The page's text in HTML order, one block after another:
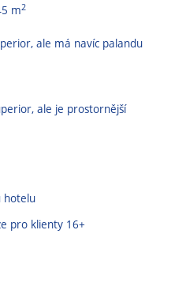
m2
ale má navíc palandu
ale je prostornější
hotelu
pro klienty 16+